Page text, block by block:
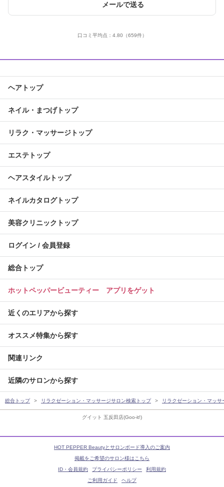
グイット 五反田店(Goo-it!)
メールで送る
口コミ平均点： 4.80 （659件）
ヘアトップ
ネイル・まつげトップ
リラク・マッサージトップ
エステトップ
ヘアスタイルトップ
ネイルカタログトップ
美容クリニックトップ
ログイン / 会員登録
総合トップ
ホットペッパービューティー アプリをゲット
近くのエリアから探す
オススメ特集から探す
関連リンク
近隣のサロンから探す
総合トップ リラクゼーション・マッサージサロン検索トップ リラクゼーション・マッ
HOT PEPPER Beautyとサロンボード導入のご案内
掲載をご希望のサロン様はこちら
ID・会員規約
プライバシーポリシー
利用規約
ご利用ガイド
ヘルプ